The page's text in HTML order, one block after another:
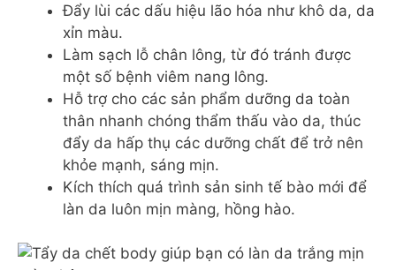
Đẩy lùi các dấu hiệu lão hóa như khô da, da
xỉn màu.
Làm sạch lỗ chân lông, từ đó tránh được
một số bệnh viêm nang lông.
Hỗ trợ cho các sản phẩm dưỡng da toàn
thân nhanh chóng thẩm thấu vào da, thúc
đẩy da hấp thụ các dưỡng chất để trở nên
khỏe mạnh, sáng mịn.
Kích thích quá trình sản sinh tế bào mới để
làn da luôn mịn màng, hồng hào.